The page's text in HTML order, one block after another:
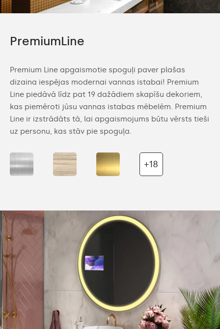
PremiumLine
Premium Line apgaismotie spoguļi paver plašas
dizaina iespējas modernai vannas istabai! Premium
Line piedāvā līdz pat 19 dažādiem skapīšu dekoriem,
kas piemēroti jūsu vannas istabas mēbelēm. Premium
Line ir izstrādāts tā, lai apgaismojums būtu vērsts tieši
uz personu, kas stāv pie spoguļa.
+18